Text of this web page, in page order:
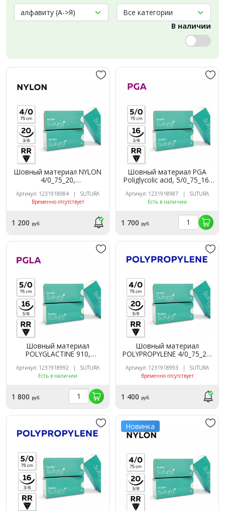
В наличии
Шовный материал NYLON
4/0_75_20,
обратно-режущая (12 шт.),
SUTURA
Артикул: 1231918984 | SUTURA
Временно отсутствует
1 200 руб.
Шовный материал PGA
Poliglycolic acid, 5/0_75_16,
обратно-режущая (12шт.),
SUTURA
Артикул: 1231918987 | SUTURA
Есть в наличии
1 700 руб.
Шовный материал
POLYGLACTINE 910,
рассасывающаяся, 3/8,
обратно-режущая (12 шт.),
Артикул: 1231918992 | SUTURA
Есть в наличии
1 800 руб.
Шовный материал
POLYPROPYLENE 4/0_75_20,
обратно-режущая (12 шт.),
SUTURA
Артикул: 1231918993 | SUTURA
Временно отсутствует
1 400 руб.
Новинка